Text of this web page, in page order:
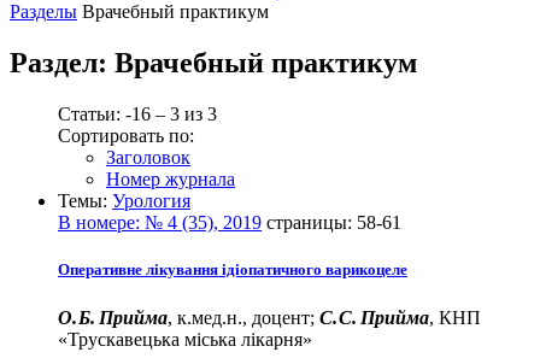
Разделы Врачебный практикум
Раздел: Врачебный практикум
Статьи: -16 – 3 из 3
Сортировать по:
Заголовок
Номер журнала
Темы: Урология
В номере: № 4 (35), 2019 страницы: 58-61
Оперативне лікування ідіопатичного варикоцеле
О. Б. Прийма, к.мед.н., доцент; С. С. Прийма, КНП
«Трускавецька міська лікарня»